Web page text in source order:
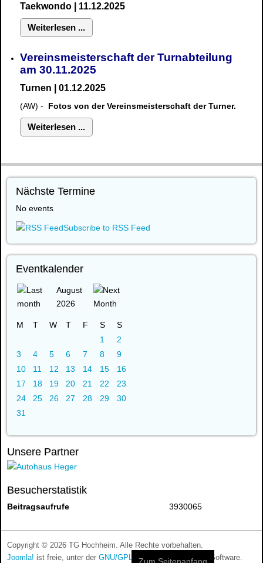
Taekwondo | 11.12.2025
Weiterlesen ...
Vereinsmeisterschaft der Turnabteilung
am 30.11.2025
Turnen | 01.12.2025
(AW) - Fotos von der Vereinsmeisterschaft der Turner.
Weiterlesen ...
Nächste Termine
No events
Subscribe to RSS Feed
Eventkalender
August
2026
M T W T F S
S
1
2
3
4 5 6 7 8
9
10
11 12 13 14 15
16
17
18 19 20 21 22
23
24
25 26 27 28 29
30
31
Unsere Partner
Besucherstatistik
Beitragsaufrufe 3930065
Copyright © 2026 TG Hochheim. Alle Rechte vorbehalten.
Joomla! ist freie, unter der GNU/GPL-Lizenz veröffentlichte Software.